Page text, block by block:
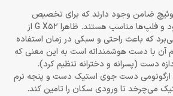
جوی استیک 3 سوئیچ ضامن وجود دارند که برای تخصیص
کنترل‌هایی مانند ارابه فرود و فلپ‌ها مناسب هستند. ظاهرا G X52 از
که باعث راحتی و سبکی در زمان استفاده
آن با دست هوشمندانه است به این معنی که
دست (پسرانه و دخترانه تنظیم کرد).
ارگونومی دست جوی استیک دست و پنجه نرم
می‌چرخد تا ورودی سکان را تامین کند.